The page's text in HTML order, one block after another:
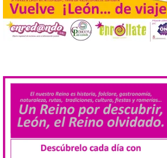
Durante la mañana de ayer
miércoles ha sido
registrada en el
Ayuntamiento una
medios de comunicación sobre la posible
celebración del denominado Iberia
Eclipse Festival en […]
La Universidad de León
retoma las excavaciones
en La Peña del Castro para